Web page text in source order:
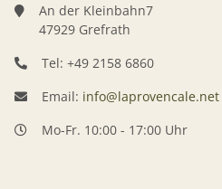
An der Kleinbahn7
47929 Grefrath
Tel: +49 2158 6860
Email: info@laprovencale.net
Mo-Fr. 10:00 - 17:00 Uhr